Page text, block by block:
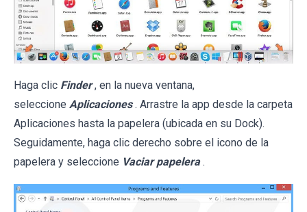
Haga clic Finder , en la nueva ventana,
seleccione Aplicaciones . Arrastre la app desde la carpeta
Aplicaciones hasta la papelera (ubicada en su Dock).
Seguidamente, haga clic derecho sobre el icono de la
papelera y seleccione Vaciar papelera .